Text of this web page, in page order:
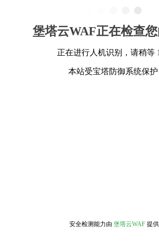
堡塔云WAF正在检查您
正在进行人机识别，请稍等
本站受宝塔防御系统保护
安全检测能力由 堡塔云WAF 提供